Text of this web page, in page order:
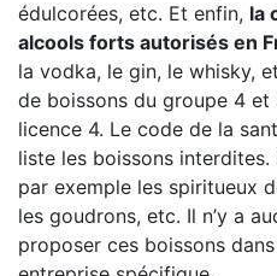
édulcorées, etc. Et enfin, la
alcools forts autorisés en
la vodka, le gin, le whisky,
de boissons du groupe 4
licence 4. Le code de la
liste les boissons
par exemple les spiritueux
les goudrons, etc. Il n’y a
proposer ces boissons